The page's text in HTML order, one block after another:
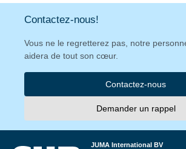
Contactez-nous!
Vous ne le regretterez pas, notre
aidera de tout son cœur.
Contactez-nous
Demander un rappel
JUMA International BV